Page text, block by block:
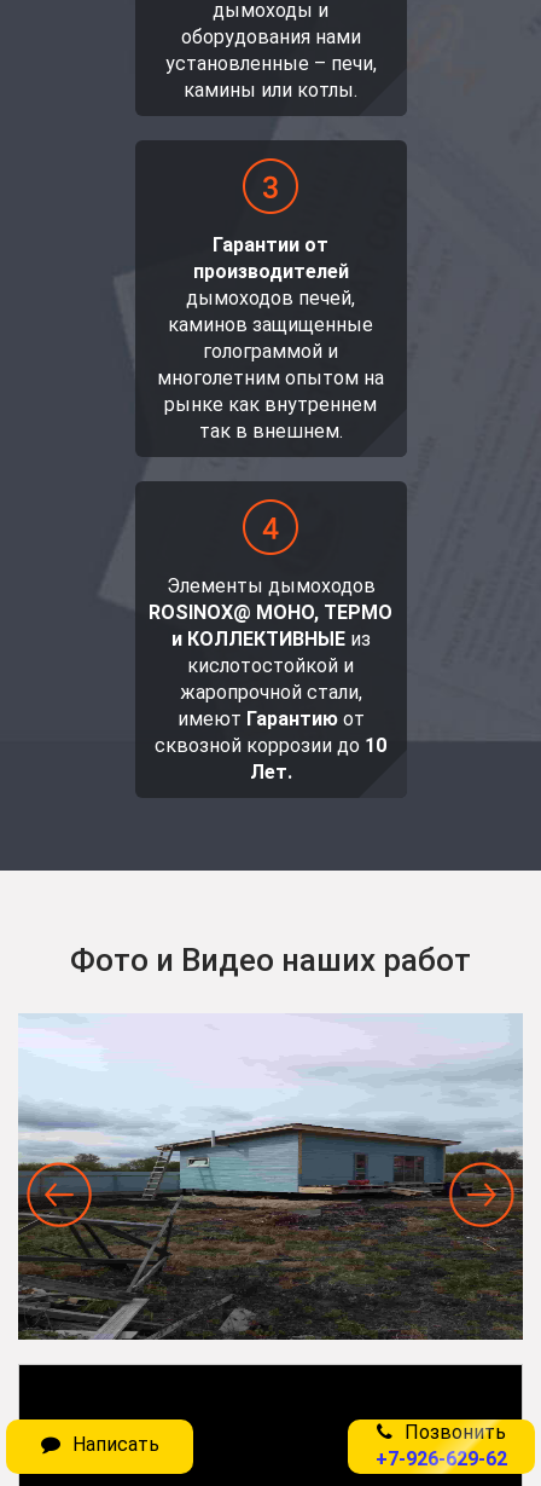
дымоходы и
оборудования нами
установленные – печи,
камины или котлы.
Гарантии от
производителей
дымоходов печей,
каминов защищенные
голограммой и
многолетним опытом на
рынке как внутреннем
так в внешнем.
Элементы дымоходов
ROSINOX@ МОНО, ТЕРМО
и КОЛЛЕКТИВНЫЕиз
кислотостойкой и
жаропрочной стали,
имеют Гарантиюот
сквозной коррозии до 10
Лет.
Фото и Видео наших работ
Позвонить
+7-926-629-62
Написать